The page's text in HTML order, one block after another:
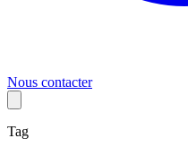
Nous contacter
Tag